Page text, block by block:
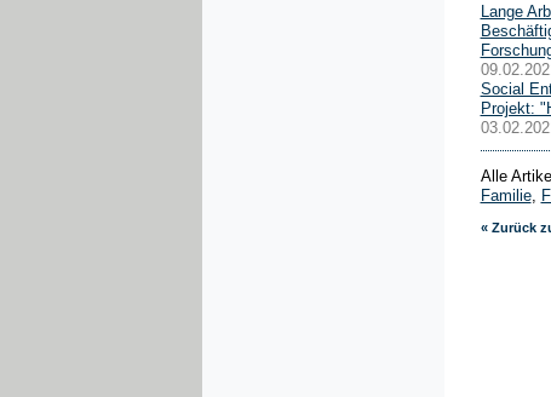
Lange
Social
Projekt:
Alle
Familie,
« Zurück